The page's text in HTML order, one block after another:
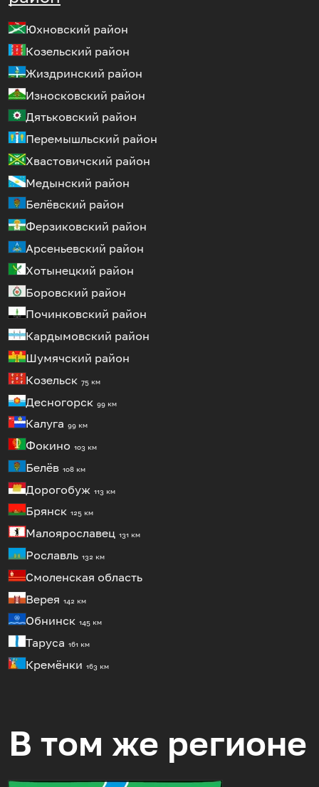
Юхновский район
Козельский район
Жиздринский район
Износковский район
Дятьковский район
Перемышльский район
Хвастовичский район
Медынский район
Белёвский район
Ферзиковский район
Арсеньевский район
Хотынецкий район
Боровский район
Починковский район
Кардымовский район
Шумячский район
Козельск 75 км
Десногорск 99 км
Калуга 99 км
Фокино 103 км
Белёв 108 км
Дорогобуж 113 км
Брянск 125 км
Малоярославец 131 км
Рославль 132 км
Смоленская область
Верея 142 км
Обнинск 145 км
Таруса 161 км
Кремёнки 163 км
В том же регионе